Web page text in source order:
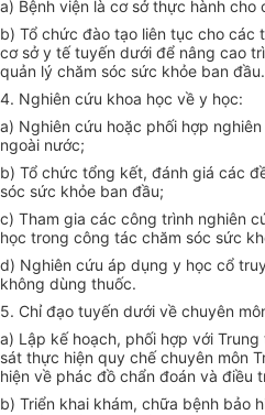
a) Bệnh viện là cơ sở thực hành
b) Tổ chức đào tạo liên tục cho các
cơ sở y tế tuyến dưới để nâng cao
quản lý chăm sóc sức khỏe ban đầu.
4. Nghiên cứu khoa học về y học:
a) Nghiên cứu hoặc phối hợp
ngoài nước;
b) Tổ chức tổng kết, đánh giá các
sóc sức khỏe ban đầu;
c) Tham gia các công trình nghiên
học trong công tác chăm sóc sức
d) Nghiên cứu áp dụng y học cổ
không dùng thuốc.
5. Chỉ đạo tuyến dưới về chuyên
a) Lập kế hoạch, phối hợp với
sát thực hiện quy chế chuyên môn
hiện về phác đồ chẩn đoán và điều
b) Triển khai khám, chữa bệnh bảo